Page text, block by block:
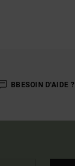
BBESOIN D'AIDE ?